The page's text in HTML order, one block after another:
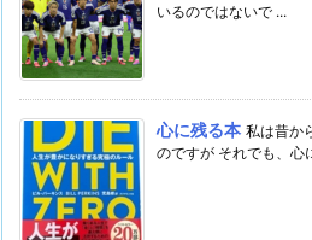
いるのではないで ...
心に残る本 私は昔か
のですが それでも、心